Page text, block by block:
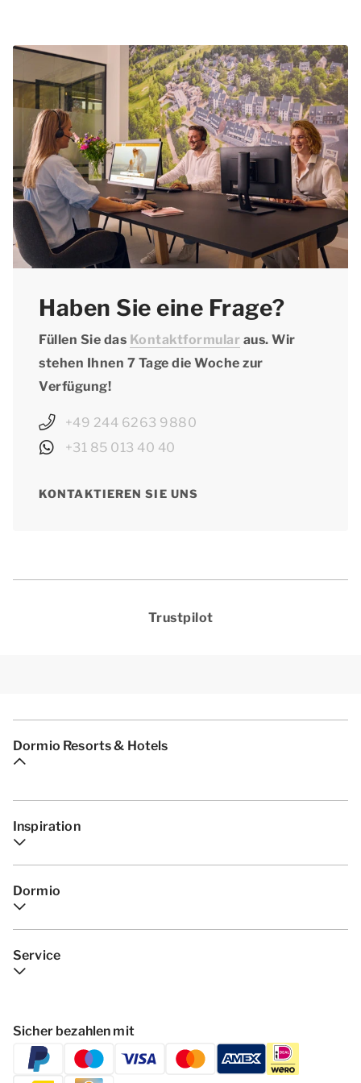
Minimarkt oder einen Brötchenservice im
Schulferien ist es ratsam, einen Tisch zu
reservieren.
Haben Sie eine Frage?
Füllen Sie das Kontaktformular aus. Wir
stehen Ihnen 7 Tage die Woche zur
Verfügung!
+49 244 6263 9880
+31 85 013 40 40
KONTAKTIEREN SIE UNS
Trustpilot
Dormio Resorts & Hotels
Inspiration
Dormio
Service
Sicher bezahlen mit